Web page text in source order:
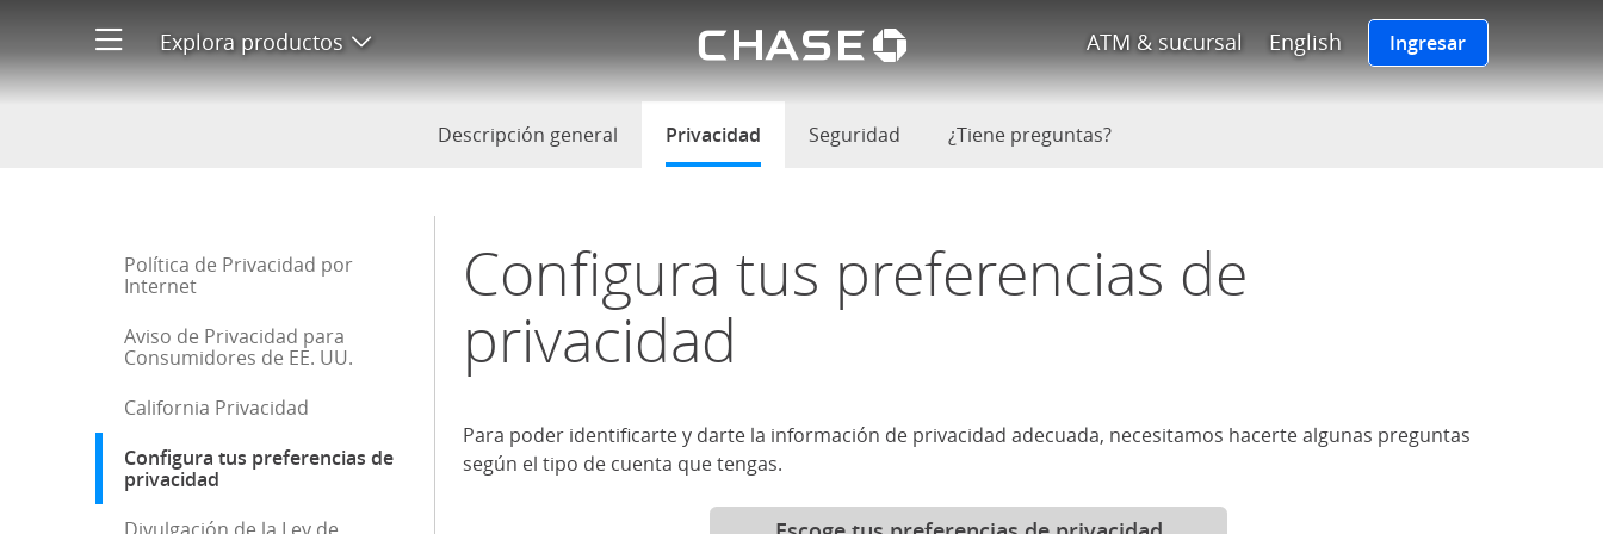
Explora productos El logotipo de Chase enlaza a la
ATM & sucursal English Ingresar
Configura tus preferencias de privacidad
Descripción general Privacidad seleccionado
Seguridad ¿Tiene preguntas?
Inicio de la barra lateral
Política de Privacidad por
Internet
Aviso de Privacidad para
Consumidores de EE. UU.
California Privacidad
Configura tus preferencias de
privacidad
Configura tus preferencias de
privacidad
Para poder identificarte y darte la información de privacidad adecuada, necesitamos hacerte algunas preguntas
según el tipo de cuenta que tengas.